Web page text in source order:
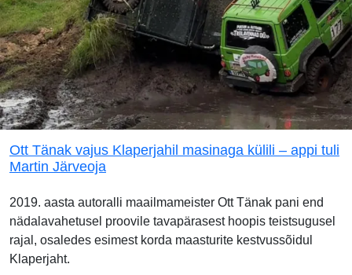
Ott Tänak vajus Klaperjahil masinaga külili – appi tuli
Martin Järveoja
2019. aasta autoralli maailmameister Ott Tänak pani end
nädalavahetusel proovile tavapärasest hoopis teistsugusel
rajal, osaledes esimest korda maasturite kestvussõidul
Klaperjaht.